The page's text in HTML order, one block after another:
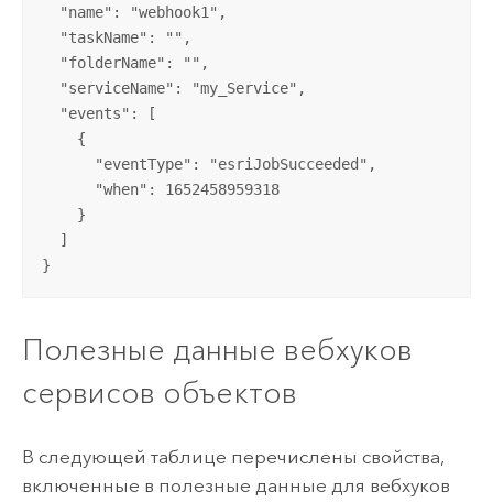
  "name": "webhook1",
  "taskName": "",
  "folderName": "",
  "serviceName": "my_Service",
  "events": [
    {
      "eventType": "esriJobSucceeded",
      "when": 1652458959318
    }
  ]
}
Полезные данные вебхуков
сервисов объектов
В следующей таблице перечислены свойства,
включенные в полезные данные для вебхуков